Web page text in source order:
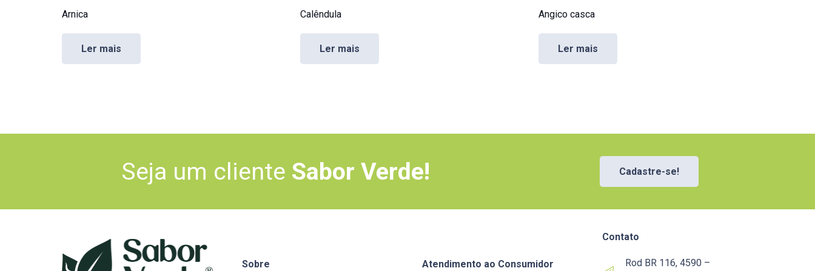
Arnica
Ler mais
Calêndula
Ler mais
Angico casca
Ler mais
Seja um cliente Sabor Verde! Cadastre-se!
Sobre Atendimento ao Consumidor
Contato
Rod BR 116, 4590 –